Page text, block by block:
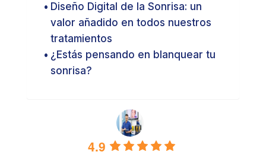
Diseño Digital de la Sonrisa: un
valor añadido en todos nuestros
tratamientos
¿Estás pensando en blanquear tu
sonrisa?
4.9